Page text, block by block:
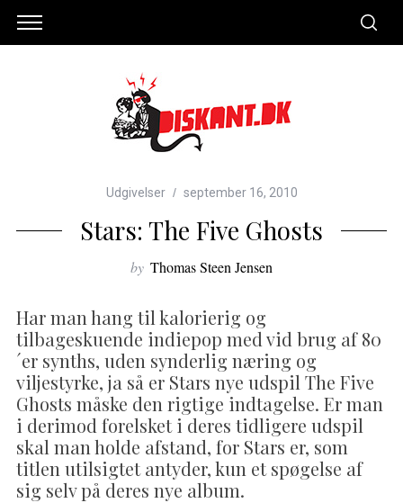
Udgivelser september 16, 2010
Stars: The Five Ghosts
by Thomas Steen Jensen
Har man hang til kalorierig og
tilbageskuende indiepop med vid brug af 80
´er synths, uden synderlig næring og
viljestyrke, ja så er Stars nye udspil The Five
Ghosts måske den rigtige indtagelse. Er man
i derimod forelsket i deres tidligere udspil
skal man holde afstand, for Stars er, som
titlen utilsigtet antyder, kun et spøgelse af
sig selv på deres nye album.